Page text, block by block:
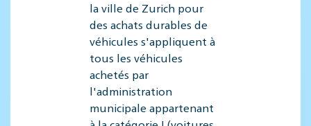
la ville de Zurich pour
des achats durables de
véhicules s'appliquent à
tous les véhicules
achetés par
l'administration
municipale appartenant